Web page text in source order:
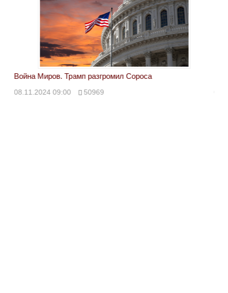
Война Миров. Трамп разгромил Сороса
08.11.2024 09:00 50969